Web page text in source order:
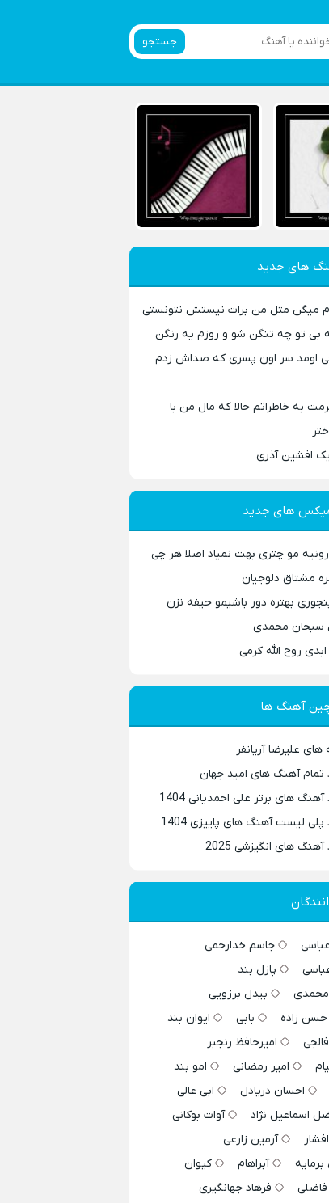
جستجو
های جدید
میگن مثل من برات نیستش نتونستی
بی تو چه تنگن شو و روزم یه رنگن
اومد سر اون پسری که صداش زدم
به خاطراتم حالا که مال من با
افشین آذری
های جدید
مو چتری بهت نمیاد اصلا هر چی
مشتاق دلوجیان
بهتره دور باشیمو حیفه نزن
محمدی
روح الله کرمی
آهنگ ها
های علیرضا آریانفر
تمام آهنگ های امید جهان
آهنگ های برتر علی احمدیانی 1404
پلی لیست آهنگ های پاییزی 1404
آهنگ های انگیزشی 2025
جاسم خدارحمی
پازل بند
محمدی
بیدل برزویی
حسن زاده
بابی
ایوان بند
امیرحافظ رنجبر
امیر رمضانی
امو بند
احسان دریادل
ابی عالی
اسماعیل نژاد
آوات بوکانی
آرمین زارعی
آبراهام
کیوان
فرهاد جهانگیری